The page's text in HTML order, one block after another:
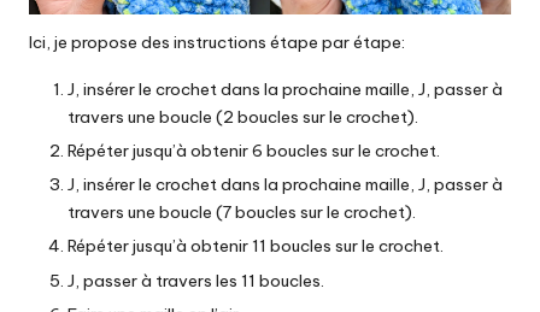
Ici, je propose des instructions étape par étape:
J, insérer le crochet dans la prochaine maille, J, passer à
travers une boucle (2 boucles sur le crochet).
Répéter jusqu’à obtenir 6 boucles sur le crochet.
J, insérer le crochet dans la prochaine maille, J, passer à
travers une boucle (7 boucles sur le crochet).
Répéter jusqu’à obtenir 11 boucles sur le crochet.
J, passer à travers les 11 boucles.